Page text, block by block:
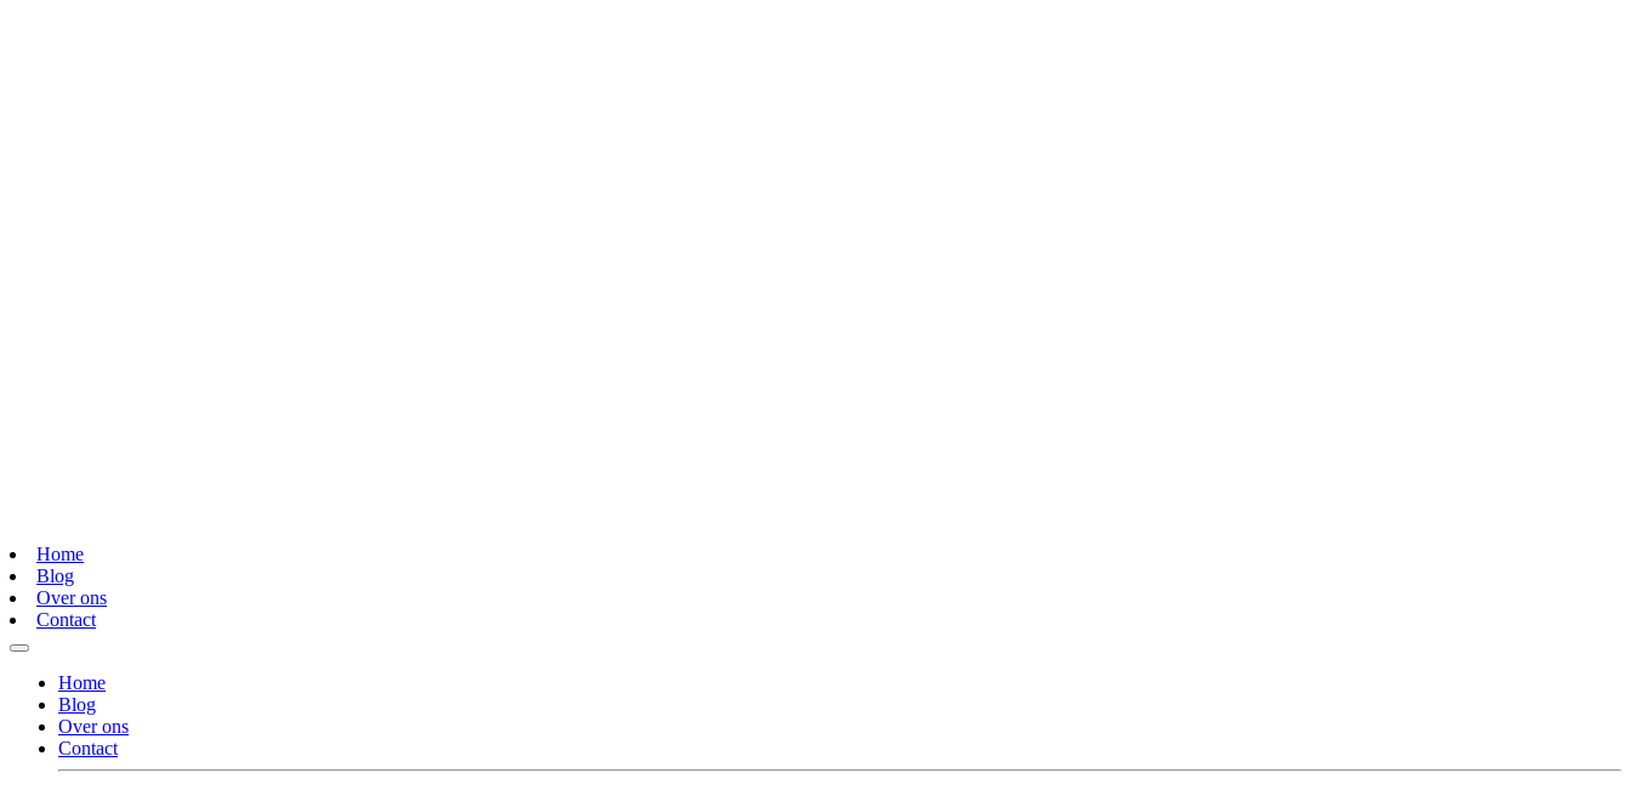
Home
Blog
Over ons
Contact
Home
Blog
Over ons
Contact